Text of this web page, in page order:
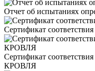
Отчет об испытаниях
Сертификат
Сертификат
КРОВЛЯ